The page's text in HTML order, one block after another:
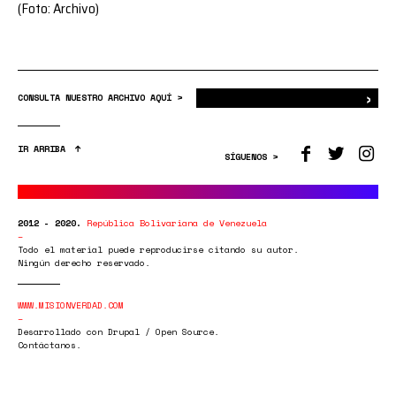
(Foto: Archivo)
CONSULTA NUESTRO ARCHIVO AQUÍ > ›
IR ARRIBA
SÍGUENOS >
2012 - 2020. República Bolivariana de Venezuela
Todo el material puede reproducirse citando su autor.
Ningún derecho reservado.
WWW.MISIONVERDAD.COM
Desarrollado con Drupal / Open Source.
Contáctanos.